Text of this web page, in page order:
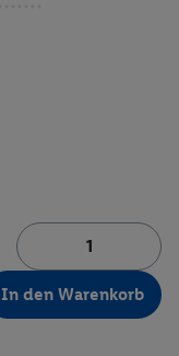
In den Warenkorb